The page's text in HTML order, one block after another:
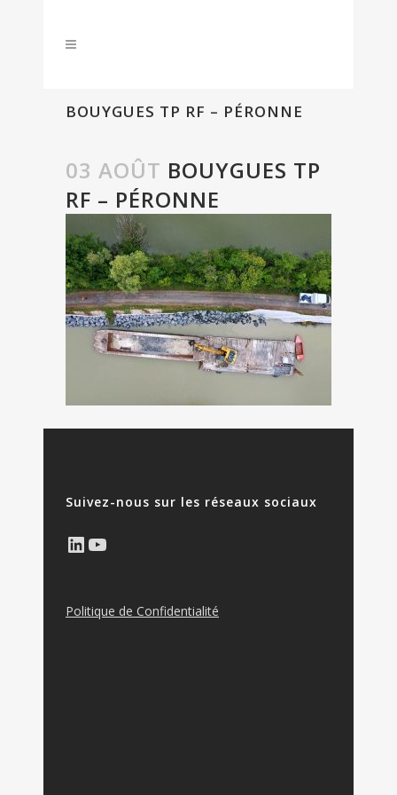
BOUYGUES TP RF – PÉRONNE
03 AOÛT BOUYGUES TP
RF – PÉRONNE
Suivez-nous sur les réseaux sociaux
LinkedIn
YouTube
Politique de Confidentialité